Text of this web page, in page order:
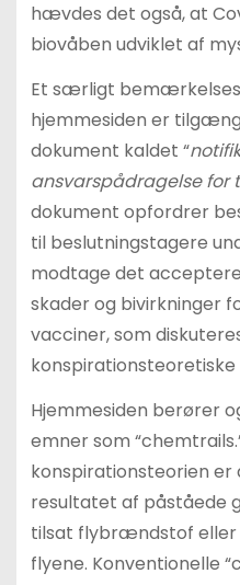
hævdes det også, at
biovåben udviklet af
Et særligt
hjemmesiden er
dokument kaldet “
ansvarspådragelse for
dokument opfordrer
til beslutningstagere
modtage det
skader og bivirkninger
vacciner, som
konspirationsteoretiske
Hjemmesiden berører
emner som
konspirationsteorien er
resultatet af påståede
tilsat flybrændstof eller
flyene. Konventionelle